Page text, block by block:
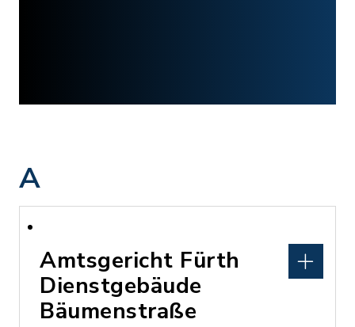
A
Amtsgericht Fürth
Dienstgebäude
Bäumenstraße